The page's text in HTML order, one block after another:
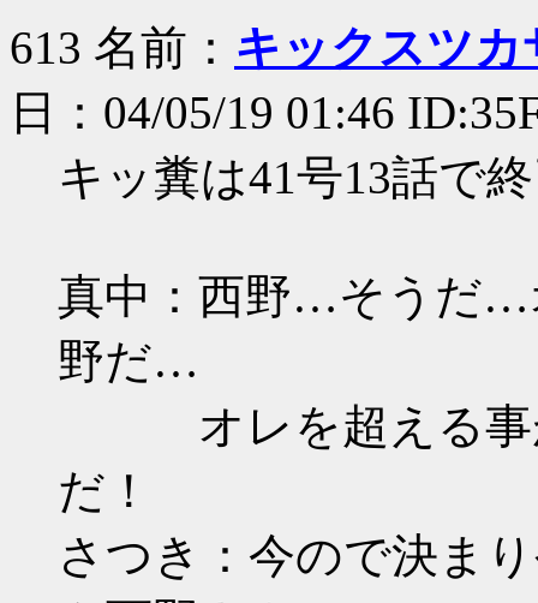
613 名前： キックスツ
日：04/05/19 01:46
キッ糞は41号13話で
真中：西野…そうだ…
野だ…
オレを超える事
だ！
さつき：今ので決ま